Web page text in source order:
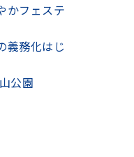
かフェステ
義務化はじ
公園